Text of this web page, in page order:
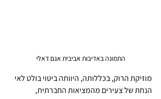
התמונה באדיבות אביבית אגם דאלי
מוזיקת הרוק, בכללותה, היוותה ביטוי בולט לאי
הנחת של צעירים מהמציאות החברתית,